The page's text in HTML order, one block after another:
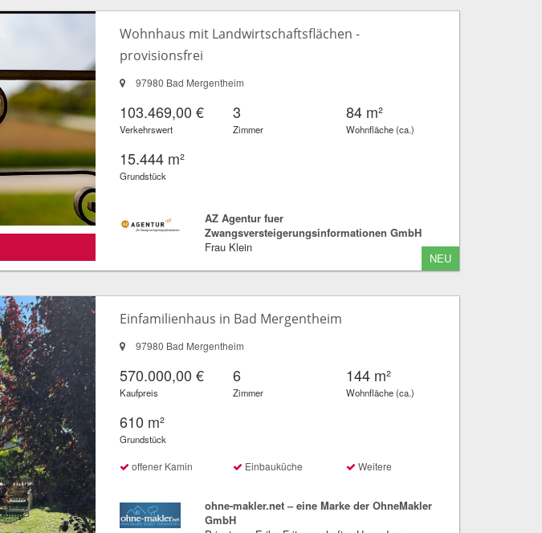
Wohnhaus mit Landwirtschaftsflächen -
provisionsfrei
97980 Bad Mergentheim
103.469,00 €
Verkehrswert
3
Zimmer
84 m²
Wohnfläche (ca.)
15.444 m²
Grundstück
AZ Agentur fuer
Zwangsversteigerungsinformationen GmbH
Frau Klein
NEU
Einfamilienhaus in Bad Mergentheim
97980 Bad Mergentheim
570.000,00 €
Kaufpreis
6
Zimmer
144 m²
Wohnfläche (ca.)
610 m²
Grundstück
offener Kamin Einbauküche Weitere
ohne-makler.net – eine Marke der OhneMakler
GmbH